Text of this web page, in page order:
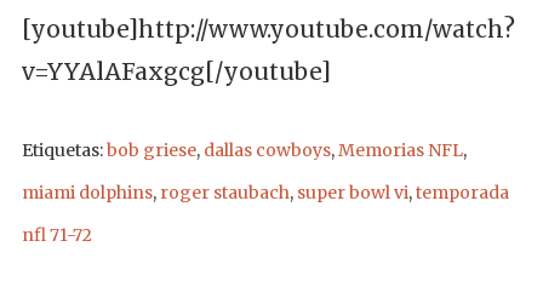
[youtube]http://www.youtube.com/watch?
v=YYAlAFaxgcg[/youtube]
Etiquetas:bob griese, dallas cowboys,Memorias NFL,
miami dolphins, roger staubach, super bowl vi,temporada
nfl 71-72